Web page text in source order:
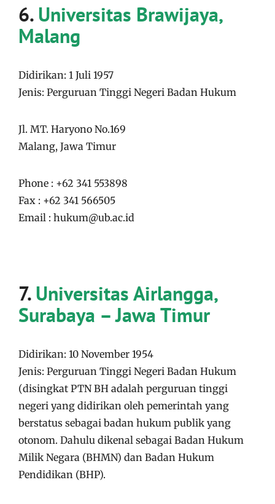
6.Universitas Brawijaya,
Malang
Didirikan: 1 Juli 1957
Jenis: Perguruan Tinggi Negeri Badan Hukum
Jl. MT. Haryono No.169
Malang, Jawa Timur
Phone : +62 341 553898
Fax : +62 341 566505
Email : hukum@ub.ac.id
7.Universitas Airlangga,
Surabaya – Jawa Timur
Didirikan: 10 November 1954
Jenis: Perguruan Tinggi Negeri Badan Hukum
(disingkat PTN BH adalah perguruan tinggi
negeri yang didirikan oleh pemerintah yang
berstatus sebagai badan hukum publik yang
otonom. Dahulu dikenal sebagai Badan Hukum
Milik Negara (BHMN) dan Badan Hukum
Pendidikan (BHP).